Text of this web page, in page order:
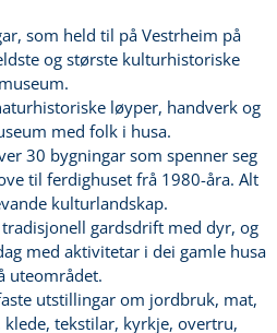
som held til på Vestrheim på
og største kulturhistoriske
museum.
løyper, handverk og
med folk i husa.
30 bygningar som spenner seg
til ferdighuset frå 1980-åra. Alt
kulturlandskap.
gardsdrift med dyr, og
med aktivitetar i dei gamle husa
uteområdet.
utstillingar om jordbruk, mat,
tekstilar, kyrkje, overtru,